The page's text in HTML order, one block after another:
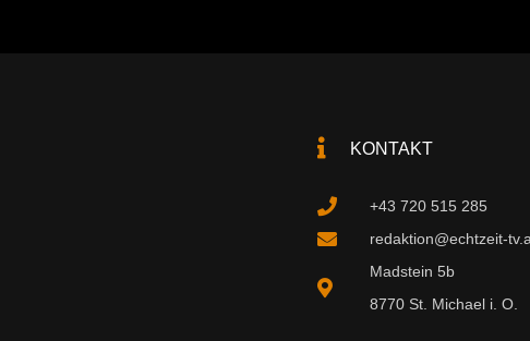
KONTAKT
+43 720 515 285
redaktion@echtzeit-
Madstein 5b
8770 St. Michael i. O.